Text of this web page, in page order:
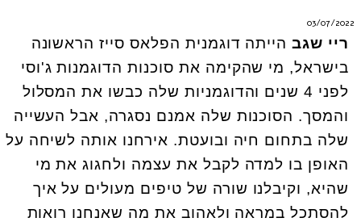
03/07/2022
ריי שגב הייתה דוגמנית הפלאס סייז הראשונה
בישראל, מי שהקימה את סוכנות הדוגמנות ג'וסי
לפני 4 שנים והדוגמניות שלה כבשו את המסלול
והמסך. הסוכנות שלה אמנם נסגרה, אבל העשייה
שלה בתחום חיה ובועטת. אירחנו אותה לשיחה על
האופן בו למדה לקבל את עצמה ולחגוג את מי
שהיא, וקיבלנו שורה של טיפים מעולים על איך
להסתכל במראה ולאהוב את מה שאנחנו רואות